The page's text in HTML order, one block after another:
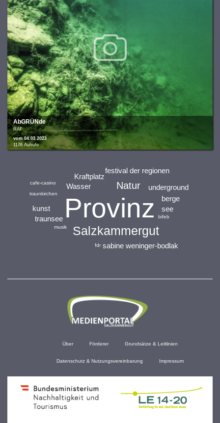
AbGRÜNde
RAF
vom 04.03.2023
1176 Aufrufe
Provinz
Salzkammergut
Natur
Wasser
Kraftplatz
festival der regionen
see
traunsee
berge
sabine weninger-bodlak
underground
kunst
traunkirchen
cafe-casino
bifeb
fdr
musik
Über Förderer Grundsätze & Leitlinien
Datenschutz & Nutzungsvereinbarung Impressum